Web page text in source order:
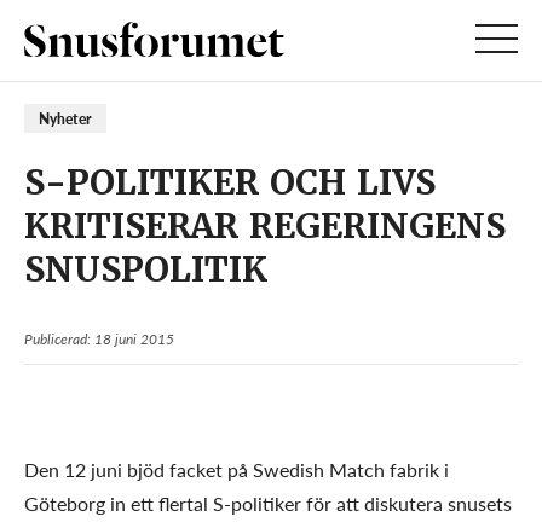
Nyheter
S-POLITIKER OCH LIVS
KRITISERAR REGERINGENS
SNUSPOLITIK
Publicerad: 18 juni 2015
Den 12 juni bjöd facket på Swedish Match fabrik i
Göteborg in ett flertal S-politiker för att diskutera snusets